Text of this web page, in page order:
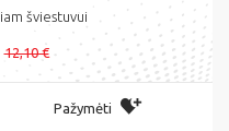
šviestuvui
12,10 €
Pažymėti